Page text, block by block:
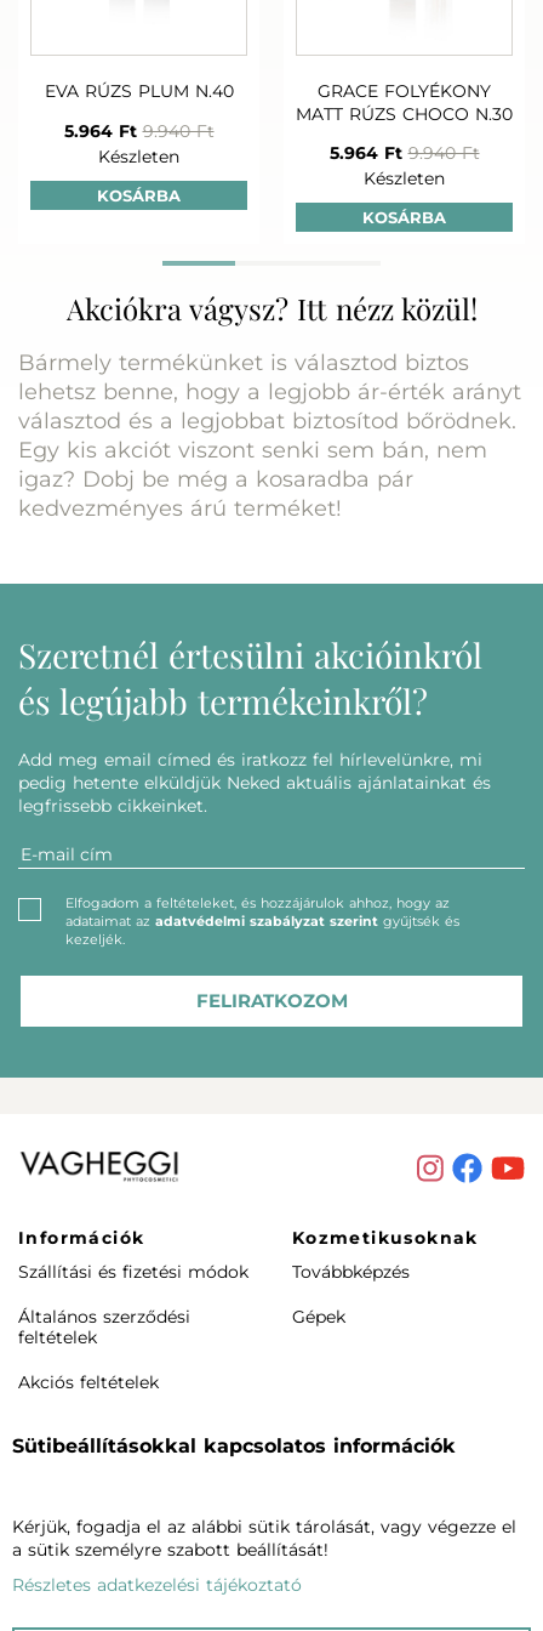
Készleten
SPF50+ UVA 150 ML
Készleten
SAMPON 250
EVA RÚZS PLUM N.40
5.964 Ft 9.940 Ft
Készleten
KOSÁRBA
GRACE FOLYÉKONY
MATT RÚZS CHOCO N.30
5.964 Ft 9.940 Ft
Készleten
KOSÁRBA
Akciókra vágysz? Itt nézz közül!
Bármely termékünket is választod biztos
lehetsz benne, hogy a legjobb ár-érték arányt
választod és a legjobbat biztosítod bőrödnek.
Egy kis akciót viszont senki sem bán, nem
igaz? Dobj be még a kosaradba pár
kedvezményes árú terméket!
Szeretnél értesülni akcióinkról
és legújabb termékeinkről?
Add meg email címed és iratkozz fel hírlevelünkre, mi
pedig hetente elküldjük Neked aktuális ajánlatainkat és
legfrissebb cikkeinket.
Elfogadom a feltételeket, és hozzájárulok ahhoz, hogy az
adataimat az adatvédelmi szabályzat szerint gyűjtsék és
kezeljék.
FELIRATKOZOM
Információk
Szállítási és fizetési módok
Általános szerződési
feltételek
Akciós feltételek
visszaküldés
Kozmetikusoknak
Továbbképzés
Gépek
Arcápolás
Testápolás
Phytomake-up
Vagheggiről
Szalonkereső
Blog
Sütibeállításokkal kapcsolatos információk
Kérjük, fogadja el az alábbi sütik tárolását, vagy végezze el
a sütik személyre szabott beállítását!
Részletes adatkezelési tájékoztató